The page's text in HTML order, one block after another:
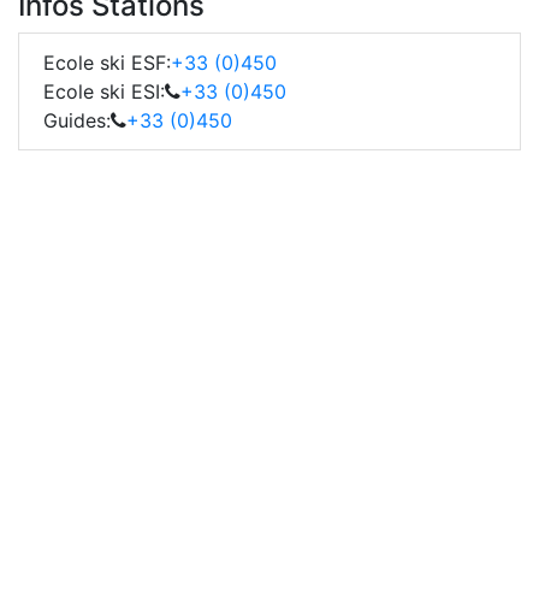
Ecole ski ESF:+33 (0)450
Ecole ski ESI:
+33 (0)450
Guides:
+33 (0)450